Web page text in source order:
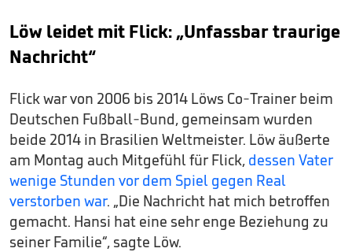
Löw leidet mit Flick: „Unfassbar traurige
Nachricht“
Flick war von 2006 bis 2014 Löws Co-Trainer beim
Deutschen Fußball-Bund, gemeinsam wurden
beide 2014 in Brasilien Weltmeister. Löw äußerte
am Montag auch Mitgefühl für Flick, dessen Vater
wenige Stunden vor dem Spiel gegen Real
verstorben war. „Die Nachricht hat mich betroffen
gemacht. Hansi hat eine sehr enge Beziehung zu
seiner Familie“, sagte Löw.